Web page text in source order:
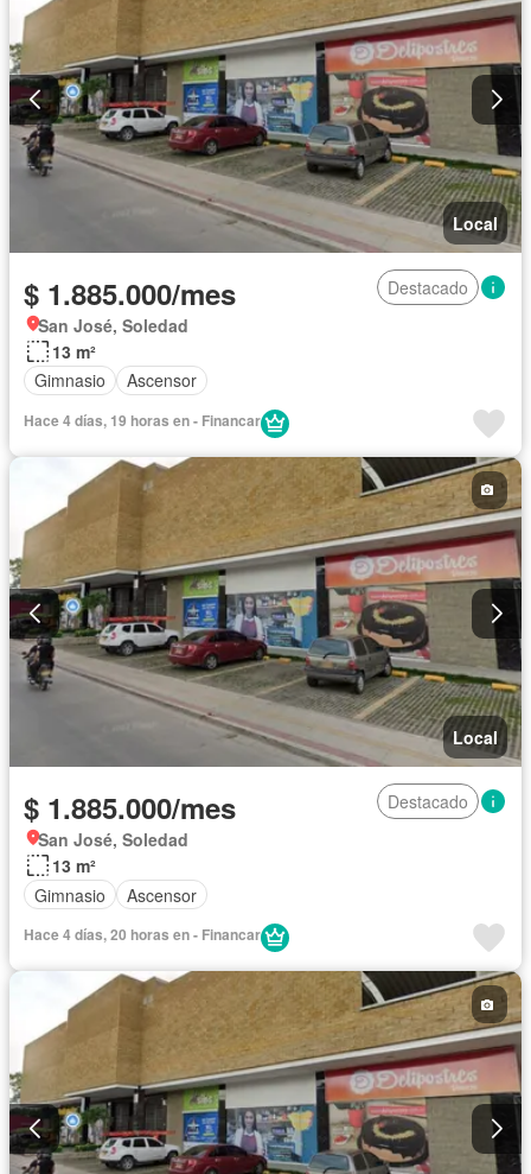
Local
$ 1.885.000/mes
Destacado
San José, Soledad
13 m²
Gimnasio
Ascensor
Hace 4 días, 19 horas en - Financar
Local
$ 1.885.000/mes
Destacado
San José, Soledad
13 m²
Gimnasio
Ascensor
Hace 4 días, 20 horas en - Financar